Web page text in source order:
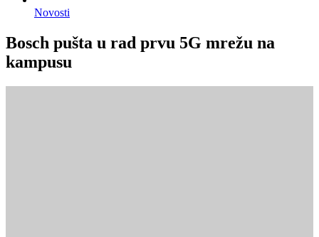
Novosti
Bosch pušta u rad prvu 5G mrežu na
kampusu